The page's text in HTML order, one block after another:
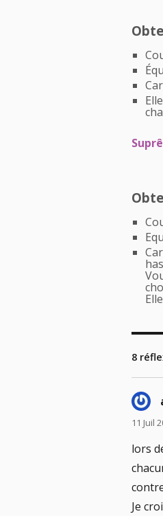
8
11 Juil
lors
Je